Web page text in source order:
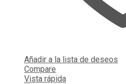
Añadir a la lista de deseos
Compare
Vista rápida